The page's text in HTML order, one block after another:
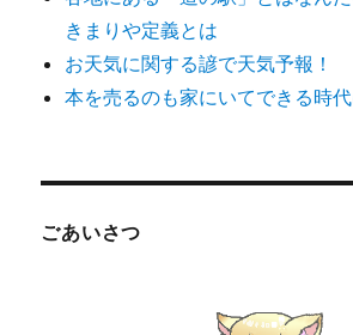
きまりや定義とは
お天気に関する諺で天気予報！
本を売るのも家にいてできる時
ごあいさつ